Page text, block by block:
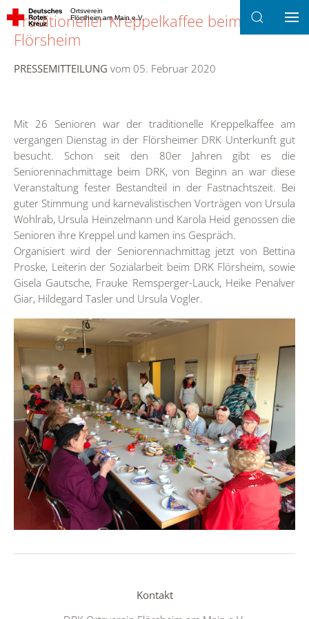
Zum Hauptinhalt springen
Ortsverein
Flörsheim am Main e.V.
Traditioneller Kreppelkaffee beim DRK
Flörsheim
PRESSEMITTEILUNG vom 05. Februar 2020
Mit 26 Senioren war der traditionelle Kreppelkaffee am
vergangen Dienstag in der Flörsheimer DRK Unterkunft gut
besucht. Schon seit den 80er Jahren gibt es die
Seniorennachmittage beim DRK, von Beginn an war diese
Veranstaltung fester Bestandteil in der Fastnachtszeit. Bei
guter Stimmung und karnevalistischen Vorträgen von Ursula
Wohlrab, Ursula Heinzelmann und Karola Heid genossen die
Senioren ihre Kreppel und kamen ins Gespräch.
Organisiert wird der Seniorennachmittag jetzt von Bettina
Proske, Leiterin der Sozialarbeit beim DRK Flörsheim, sowie
Gisela Gautsche, Frauke Remsperger-Lauck, Heike Penalver
Giar, Hildegard Tasler und Ursula Vogler.
Kontakt